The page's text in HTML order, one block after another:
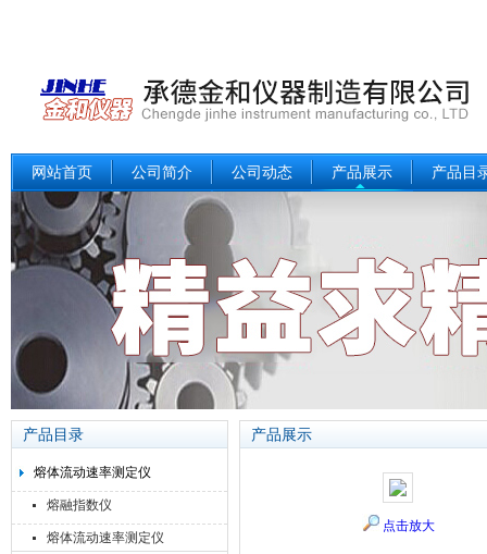
网站首页 公司简介 公司动态 产品展示 产品目
产品目录
熔体流动速率测定仪
熔融指数仪
熔体流动速率测定仪
产品展示
点击放大